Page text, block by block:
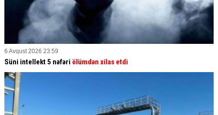
6 Avqust 2026 23:59
Süni intellekt 5 nəfəri ölümdən xilas etdi